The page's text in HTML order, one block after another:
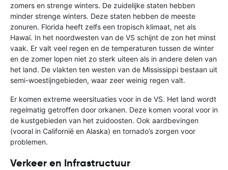
zomers en strenge winters. De zuidelijke staten hebben
minder strenge winters. Deze staten hebben de meeste
zonuren. Florida heeft zelfs een tropisch klimaat, net als
Hawaï. In het noordwesten van de VS schijnt de zon het minst
vaak. Er valt veel regen en de temperaturen tussen de winter
en de zomer lopen niet zo sterk uiteen als in andere delen van
het land. De vlakten ten westen van de Mississippi bestaan uit
semi-woestijngebieden, waar zeer weinig regen valt.
Er komen extreme weersituaties voor in de VS. Het land wordt
regelmatig getroffen door orkanen. Deze komen vooral voor in
de kustgebieden van het zuidoosten. Ook aardbevingen
(vooral in Californië en Alaska) en tornado’s zorgen voor
problemen.
Verkeer en Infrastructuur